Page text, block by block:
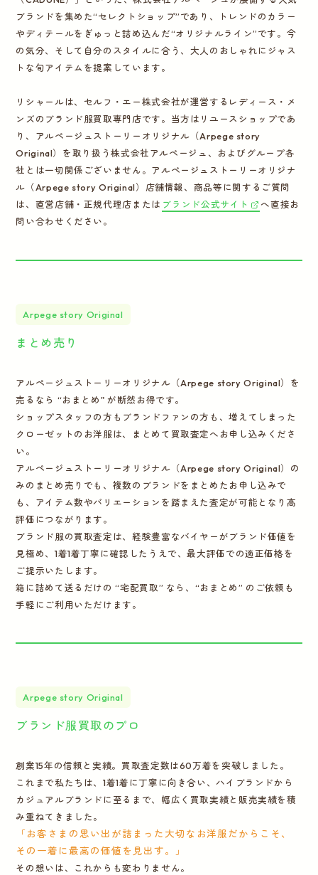
ブランドを集めた“セレクトショップ”であり、トレンドのカラー
やディテールをぎゅっと詰め込んだ“オリジナルライン”です。今
の気分、そして自分のスタイルに合う、大人のおしゃれにジャス
トな旬アイテムを提案しています。
リシャールは、セルフ・エー株式会社が運営するレディース・メ
ンズのブランド服買取専門店です。当方はリユースショップであ
り、アルページュストーリーオリジナル（Arpege story
Original）を取り扱う株式会社アルページュ、およびグループ各
社とは一切関係ございません。アルページュストーリーオリジナ
ル（Arpege story Original）店舗情報、商品等に関するご質問
は、直営店舗・正規代理店または ブランド公式サイト
へ直接お
問い合わせください。
Arpege story Original
まとめ売り
アルページュストーリーオリジナル（Arpege story Original）を
売るなら “おまとめ" が断然お得です。
ショップスタッフの方もブランドファンの方も、増えてしまった
クローゼットのお洋服は、まとめて買取査定へお申し込みくださ
い。
アルページュストーリーオリジナル（Arpege story Original）の
みのまとめ売りでも、複数のブランドをまとめたお申し込みで
も、アイテム数やバリエーションを踏まえた査定が可能となり高
評価につながります。
ブランド服の買取査定は、経験豊富なバイヤーがブランド価値を
見極め、1着1着丁寧に確認したうえで、最大評価での適正価格を
ご提示いたします。
箱に詰めて送るだけの “宅配買取” なら、“おまとめ” のご依頼も
手軽にご利用いただけます。
Arpege story Original
ブランド服買取のプロ
創業15年の信頼と実績。買取査定数は60万着を突破しました。
これまで私たちは、1着1着に丁寧に向き合い、ハイブランドから
カジュアルブランドに至るまで、幅広く買取実績と販売実績を積
み重ねてきました。
「お客さまの思い出が詰まった大切なお洋服だからこそ、
その一着に最高の価値を見出す。」
その想いは、これからも変わりません。